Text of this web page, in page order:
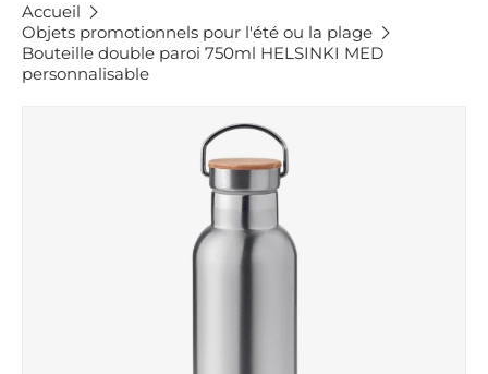
Accueil
Objets promotionnels pour l'été ou la plage
Bouteille double paroi 750ml HELSINKI MED
personnalisable
Passer aux informations produits